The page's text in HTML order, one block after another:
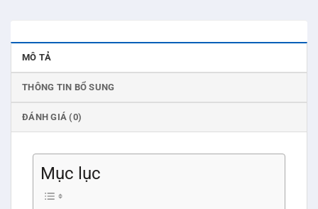
MÔ TẢ
THÔNG TIN BỔ SUNG
ĐÁNH GIÁ (0)
Mục lục